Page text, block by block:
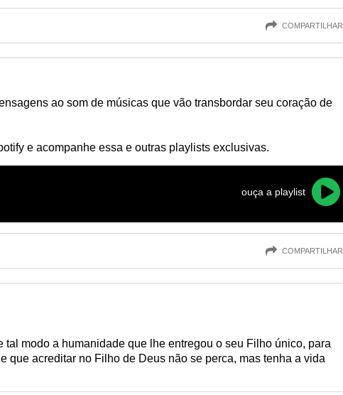
COMPARTILHAR
ao som de músicas que vão transbordar seu coração de
e acompanhe essa e outras playlists exclusivas.
ouça a playlist
COMPARTILHAR
tal modo a humanidade que lhe entregou o seu Filho único, para
que acreditar no Filho de Deus não se perca, mas tenha a vida